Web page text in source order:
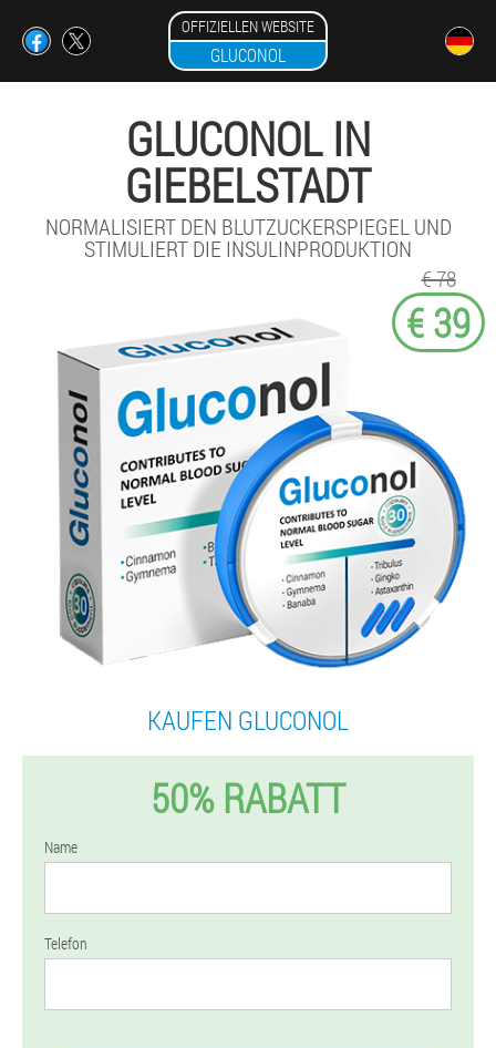
OFFIZIELLEN WEBSITE
GLUCONOL
GLUCONOL IN
GIEBELSTADT
NORMALISIERT DEN BLUTZUCKERSPIEGEL UND
STIMULIERT DIE INSULINPRODUKTION
€ 78
€ 39
KAUFEN GLUCONOL
50% RABATT
Name
Telefon